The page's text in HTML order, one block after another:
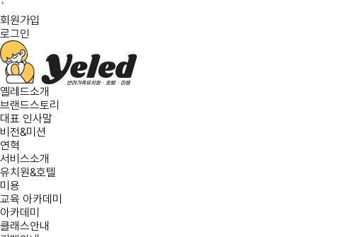
`
회원가입
로그인
옐레드소개
브랜드스토리
대표 인사말
비전&미션
연혁
서비스소개
유치원&호텔
미용
교육 아카데미
아카데미
클래스안내